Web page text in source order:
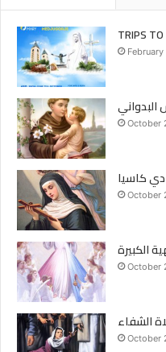
TRIPS TO
البدواني
October
دي كاسيا
October
الكبيرة
October
الشفاء
October